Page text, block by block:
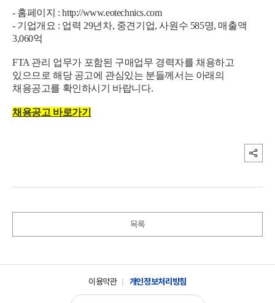
- 홈페이지 :http://www.eotechnics.com
- 기업개요 : 업력 29년차, 중견기업, 사원수 585명, 매출액
3,060억
FTA 관리 업무가 포함된 구매업무 경력자를 채용하고
있으므로 해당 공고에 관심있는 분들께서는 아래의
채용공고를 확인하시기 바랍니다.
채용공고 바로가기
목록
이용약관 개인정보처리방침